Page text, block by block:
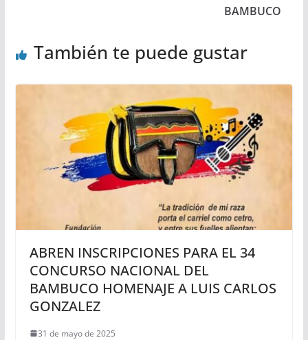
BAMBUCO
También te puede gustar
ABREN INSCRIPCIONES PARA EL 34
CONCURSO NACIONAL DEL
BAMBUCO HOMENAJE A LUIS CARLOS
GONZALEZ
31 de mayo de 2025